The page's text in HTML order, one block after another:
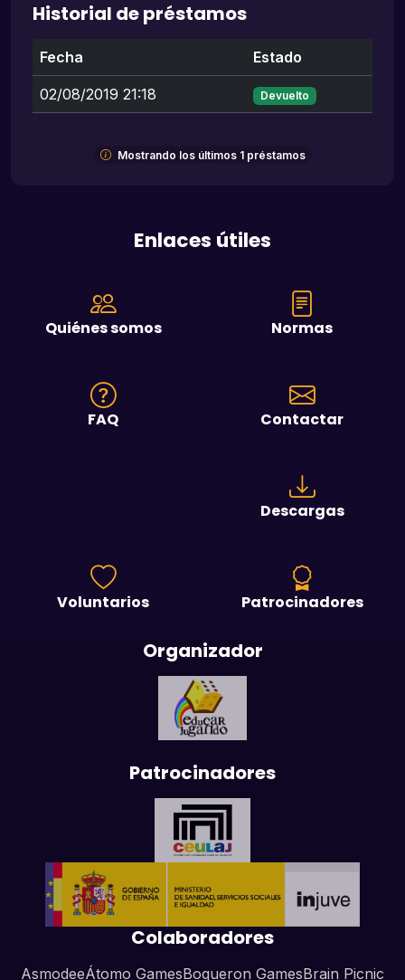
Historial de préstamos
Fecha Estado
02/08/2019 21:18 Devuelto
Mostrando los últimos 1 préstamos
Enlaces útiles
Quiénes somos Normas
FAQ Contactar
Descargas
Voluntarios Patrocinadores
Organizador
Patrocinadores
Colaboradores
AsmodeeÁtomo GamesBoqueron GamesBrain Picnic